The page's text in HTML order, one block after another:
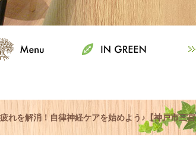
れを解消！自律神経ケアを始めよう♪【神戸市三宮